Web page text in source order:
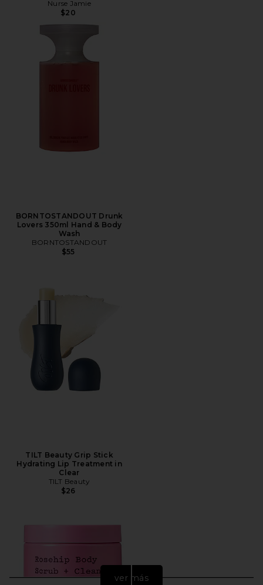
Nurse Jamie
$20
BORNTOSTANDOUT Drunk
Lovers 350ml Hand & Body
Wash
BORNTOSTANDOUT
$55
TILT Beauty Grip Stick
Hydrating Lip Treatment in
Clear
TILT Beauty
$26
ver más